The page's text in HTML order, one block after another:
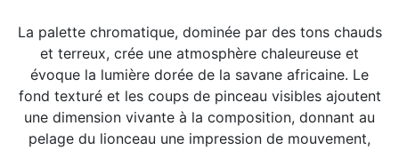
La palette chromatique, dominée par des tons chauds
et terreux, crée une atmosphère chaleureuse et
évoque la lumière dorée de la savane africaine. Le
fond texturé et les coups de pinceau visibles ajoutent
une dimension vivante à la composition, donnant au
pelage du lionceau une impression de mouvement,